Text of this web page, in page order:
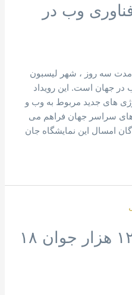
وب در
از ۸ نوامبر به مدت سه روز ، شهر لیسبون
در جهان است. این رویداد
های جدید مربوط به وب و
سراسر جهان فراهم می
امسال این نمایشگاه جان
سفر رایگان برای ۱۲ هزار جوان ۱۸